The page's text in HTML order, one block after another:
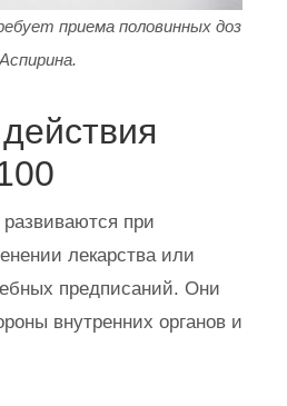
приема половинных доз
Аспирина.
при
лекарства или
предписаний. Они
внутренних органов и